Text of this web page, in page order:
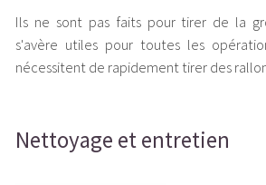
Ils ne sont pas faits pour tirer de la
s'avère utiles pour toutes les
nécessitent de rapidement tirer des
Nettoyage et entretien